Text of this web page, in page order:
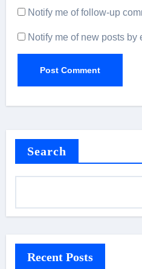
Notify me of follow-up
Notify me of new posts by
Search
Recent Posts